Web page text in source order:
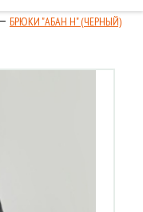
БРЮКИ "АБАН Н" (ЧЕРНЫЙ)